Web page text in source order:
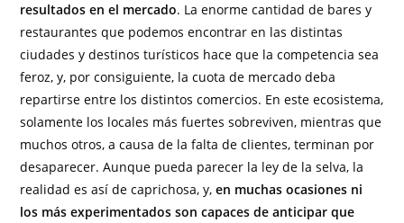
resultados en el mercado. La enorme cantidad de bares y
restaurantes que podemos encontrar en las distintas
ciudades y destinos turísticos hace que la competencia sea
feroz, y, por consiguiente, la cuota de mercado deba
repartirse entre los distintos comercios. En este ecosistema,
solamente los locales más fuertes sobreviven, mientras que
muchos otros, a causa de la falta de clientes, terminan por
desaparecer. Aunque pueda parecer la ley de la selva, la
realidad es así de caprichosa, y, en muchas ocasiones ni
los más experimentados son capaces de anticipar que